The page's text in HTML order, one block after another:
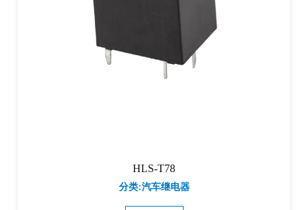
HLS-T78
分类:汽车继电器